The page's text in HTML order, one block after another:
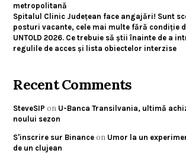
metropolitană
Spitalul Clinic Județean face angajări! Sunt
posturi vacante, cele mai multe fără condiție
UNTOLD 2026. Ce trebuie să știi înainte de a
regulile de acces și lista obiectelor interzise
Recent Comments
SteveSIP on U-Banca Transilvania, ultimă
noului sezon
S'inscrire sur Binance on Umor la un
de un clujean